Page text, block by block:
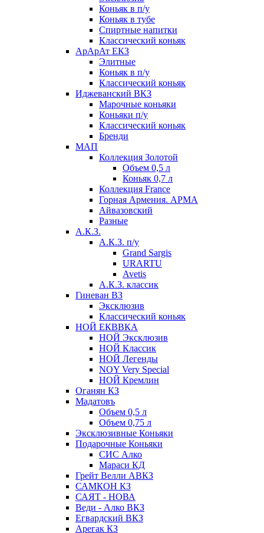
Коньяк в п/у
Коньяк в тубе
Спиртные напитки
Классический коньяк
АрАрАт ЕКЗ
Элитные
Коньяк в п/у
Классический коньяк
Иджеванский ВКЗ
Марочные коньяки
Коньяки п/у
Классический коньяк
Бренди
МАП
Коллекция Золотой
Объем 0,5 л
Коньяк 0,7 л
Коллекция France
Горная Армения. АРМА
Айвазовский
Разные
А.К.З.
А.К.З. п/у
Grand Sargis
URARTU
Avetis
А.К.З. классик
Гиневан ВЗ
Эксклюзив
Классический коньяк
НОЙ ЕКВВКА
НОЙ Эксклюзив
НОЙ Классик
НОЙ Легенды
NOY Very Speсial
НОЙ Кремлин
Оганян КЗ
Мадатовъ
Объем 0,5 л
Объем 0,75 л
Эксклюзивные Коньяки
Подарочные Коньяки
СИС Алко
Мараси КД
Грейт Велли АВКЗ
САМКОН КЗ
САЯТ - НОВА
Веди - Алко ВКЗ
Егвардский ВКЗ
Арегак КЗ